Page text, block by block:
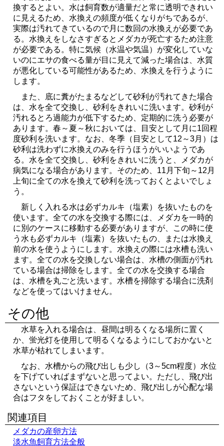
換するとよい。水は飼育数が適量だと常に透明できれい
に見えるため、水換えの頻度が低くなりがちであるが、
実際は汚れてきているので月に数回の水換えが必要であ
る。水換えをしなさすぎるとメダカが死亡するため注意
が必要である。特に気候（水温や気温）が変化していな
いのにエサの食べる量が目に見えて減った場合は、水質
が悪化している可能性があるため、水換えを行うように
します。
また、底に糞がたまるなどして砂利が汚れてきた場合
は、水を全て交換し、砂利をきれいに洗います。砂利が
汚れるとろ過能力が低下するため、定期的に洗う必要が
あります。春～夏～秋においては、目安として月に1回程
度砂利を洗います。なお、冬季（目安として12～3月）は
砂利は洗わずに水換えのみを行うほうがいいようであ
る。水を全て交換し、砂利をきれいに洗うと、メダカが
病気になる場合があります。そのため、11月下旬～12月
上旬に全ての水を換えて砂利を洗っておくとよいでしょ
う。
新しく入れる水は必ずカルキ（塩素）を抜いたものを
使います。全ての水を交換する際には、メダカを一時的
に別のケースに移動する必要がありますが、この時に使
う水も必ずカルキ（塩素）を抜いたもの、または水換え
前の水を使うようにします。水換えの際には水槽も洗い
ます。全ての水を交換しない場合は、水槽の側面が汚れ
ている場合は掃除をします。全ての水を交換する場合
は、水槽を丸ごと洗います。水槽を掃除する場合に洗剤
などを使ってはいけません。
その他
水草を入れる場合は、昼間は明るくなる場所に置く
か、蛍光灯を使用して明るくなるようにしておかないと
水草が枯れてしまいます。
なお、水槽からの飛び出しも少し（3～5cm程度）水位
を下げていればまずないと思ってよい。ただし、飛び出
さないという保証はできないため、飛び出しが心配な場
合はフタをしておくことが好ましい。
関連項目
メダカの産卵方法
淡水魚飼育方法全般